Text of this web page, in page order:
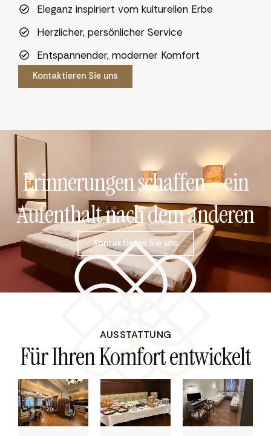
Eleganz inspiriert vom kulturellen Erbe
Herzlicher, persönlicher Service
Entspannender, moderner Komfort
Kontaktieren Sie uns
Erinnerungen schaffen – ein
Aufenthalt nach dem anderen
Kontaktieren Sie uns
AUSSTATTUNG
Für Ihren Komfort entwickelt